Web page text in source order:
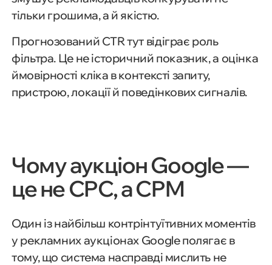
тільки грошима, а й якістю.
Прогнозований CTR тут відіграє роль
фільтра. Це не історичний показник, а оцінка
ймовірності кліка в контексті запиту,
пристрою, локації й поведінкових сигналів.
Чому аукціон Google —
це не CPC, а CPM
Один із найбільш контрінтуїтивних моментів
у рекламних аукціонах Google полягає в
тому, що система насправді мислить не